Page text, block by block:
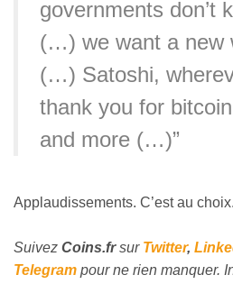
governments don’t
(…) we want a new
(…) Satoshi,
thank you for
and more (…)”
Applaudissements. C’est au choix.
Suivez Coins.frsur Twitter,
Telegram pour ne rien manquer.